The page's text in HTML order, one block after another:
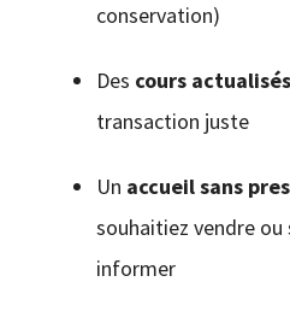
conservation)
Des cours actualisés
transaction juste
Un accueil sans
souhaitiez vendre
informer